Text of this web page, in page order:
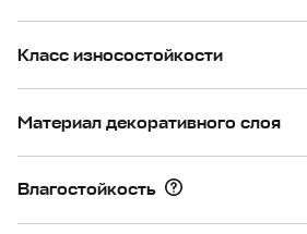
Класс износостойкости
Материал декоративного слоя
Влагостойкость